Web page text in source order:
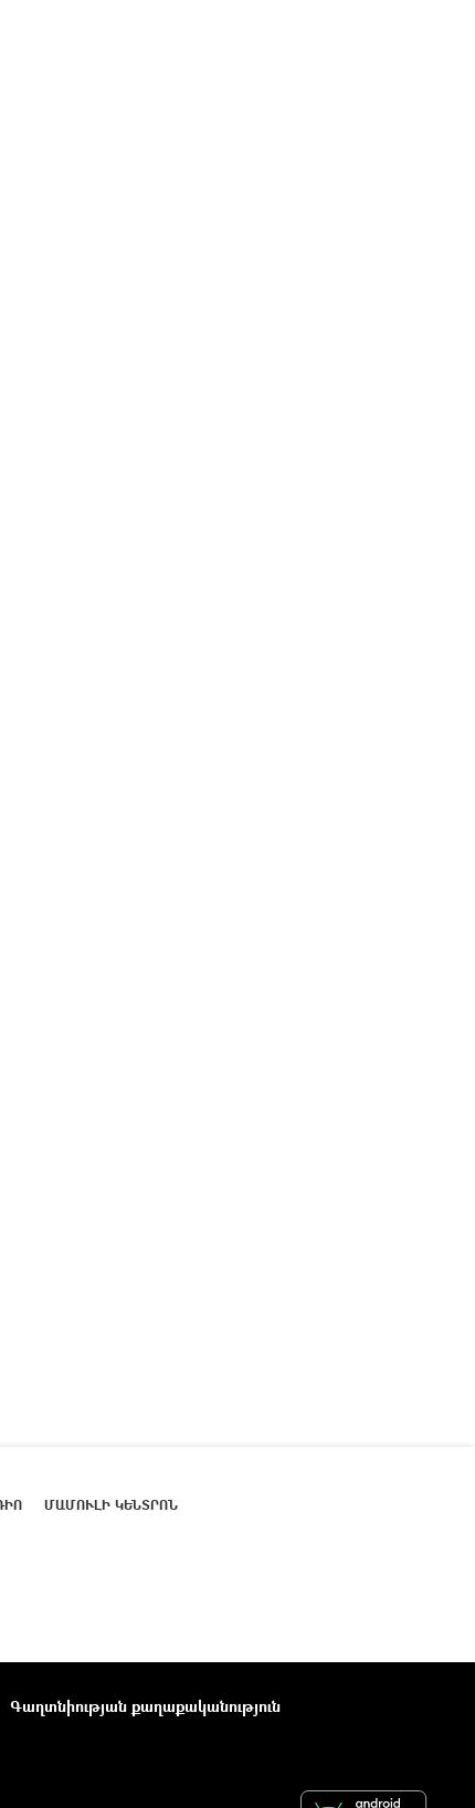
ՄԱՄՈՒԼԻ ԿԵՆՏՐՈՆ
Գաղտնիության քաղաքականություն